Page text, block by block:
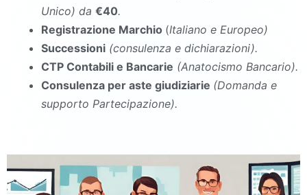
Unico) da €40.
Registrazione Marchio (Italiano e Europeo)
Successioni (consulenza e dichiarazioni).
CTP Contabili e Bancarie (Anatocismo Bancario).
Consulenza per aste giudiziarie (Domanda e
supporto Partecipazione).